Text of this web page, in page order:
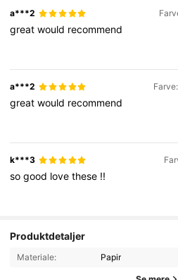
a***2
greatwould recommend
a***2
greatwould recommend
k***3
sogood lovethese !!
Produktdetaljer
Materiale: Papir